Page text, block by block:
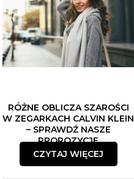
RÓŻNE OBLICZA SZAROŚCI
W ZEGARKACH CALVIN KLEIN
– SPRAWDŹ NASZE
PROPOZYCJE
CZYTAJ WIĘCEJ